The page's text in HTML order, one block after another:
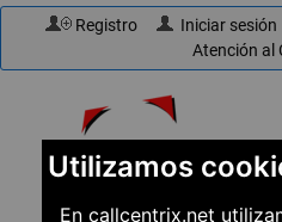
Utilizamos
En callcentrix.net
Registro Iniciar sesión
Atención al